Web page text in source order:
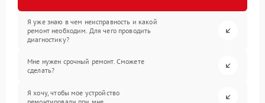
Я уже знаю в чем неисправность и какой
ремонт необходим. Для чего проводить
диагностику?
Мне нужен срочный ремонт. Сможете
сделать?
Я хочу, чтобы мое устройство
ремонтировали при мне.